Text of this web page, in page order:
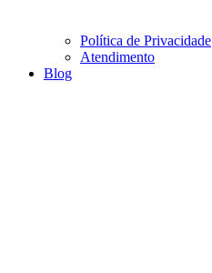
Política de Privacidade
Atendimento
Blog